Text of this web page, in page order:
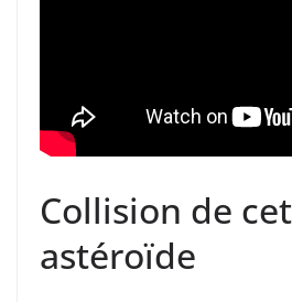
Collision de cet
astéroïde